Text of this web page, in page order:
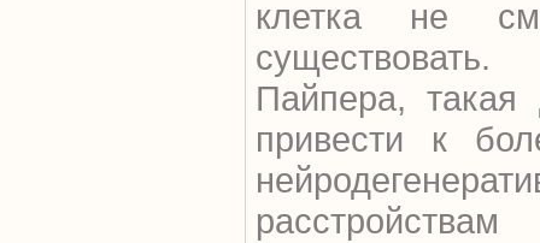
клетка не
Пайпера,
привести к